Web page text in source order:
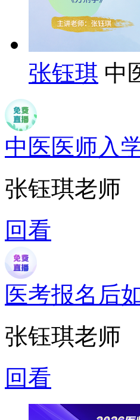
张钰琪 中
中医医师入
张钰琪老师
回看
医考报名后
张钰琪老师
回看